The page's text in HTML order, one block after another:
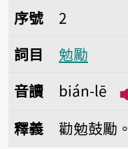
序號2勉勵
序號
2
詞目
勉勵
音讀
bián-lē
釋義 勸勉鼓勵。